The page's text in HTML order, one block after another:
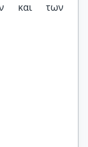
και των